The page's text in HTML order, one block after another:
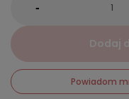
-
Dodaj
Powiadom